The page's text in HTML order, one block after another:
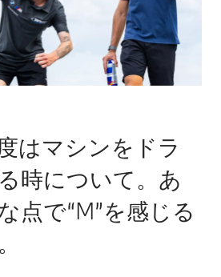
はマシンをドラ
時について。あ
点で“M”を感じる